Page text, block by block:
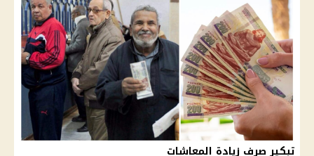
تبكير صرف زيادة المعاشات